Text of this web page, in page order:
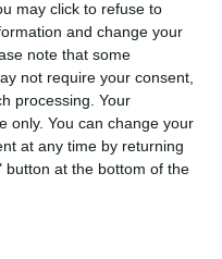
may click to refuse to
and change your
note that some
not require your consent,
processing. Your
only. You can change your
at any time by returning
button at the bottom of the
conținutul mesajului, astfel încât
folosi datele tale în alt scop.
de confidenţialitate, unde vei
de ce stocăm datele tale.